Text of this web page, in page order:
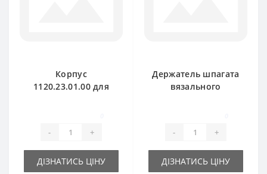
Корпус
1120.23.01.00 для
- +
ДІЗНАТИСЬ ЦІНУ
Держатель шпагата
вязального
Welger
- +
ДІЗНАТИСЬ ЦІНУ